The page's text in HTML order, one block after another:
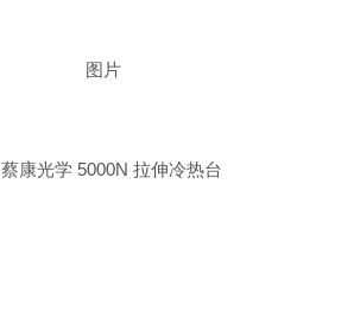
蔡康光学 5000N 拉伸冷热台